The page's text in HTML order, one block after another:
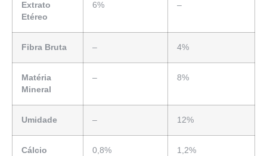
Extrato
Etéreo
6% –
Fibra Bruta – 4%
Matéria
Mineral
– 8%
Umidade – 12%
Cálcio 0,8% 1,2%